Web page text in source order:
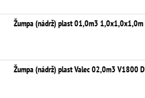
Žumpa (nádrž) plast 01,0m3 1,0x1,0x1,0m
Žumpa (nádrž) plast Valec 02,0m3 V1800